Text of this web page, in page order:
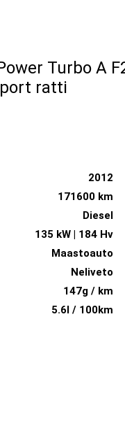
Turbo A
ratti
2012
171600 km
Diesel
135 kW | 184 Hv
Maastoauto
Neliveto
147g / km
5.6l / 100km